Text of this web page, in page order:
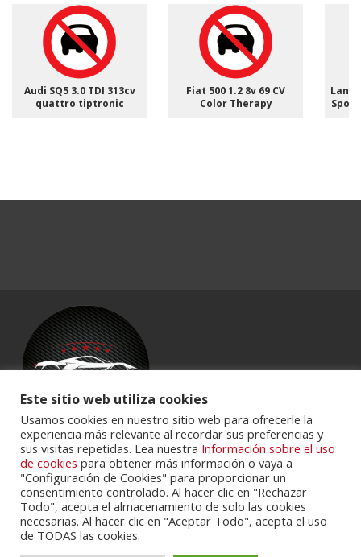
Audi SQ5 3.0 TDI 313cv
quattro tiptronic
Fiat 500 1.2 8v 69 CV
Color Therapy
Land
Sport
Powered byPortalclub.
Este sitio web utiliza cookies
Usamos cookies en nuestro sitio web para ofrecerle la
experiencia más relevante al recordar sus preferencias y
sus visitas repetidas. Lea nuestra Información sobre el uso
de cookies para obtener más información o vaya a
"Configuración de Cookies" para proporcionar un
consentimiento controlado. Al hacer clic en "Rechazar
Todo", acepta el almacenamiento de solo las cookies
necesarias. Al hacer clic en "Aceptar Todo", acepta el uso
de TODAS las cookies.